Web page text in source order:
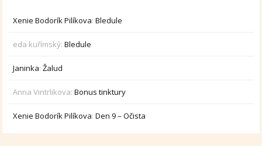
Xenie Bodorík Pilíkova:Bledule
eda kuřímský:Bledule
Janinka:Žalud
Anna Vintrlikova:Bonus tinktury
Xenie Bodorík Pilíkova:Den 9 – Očista